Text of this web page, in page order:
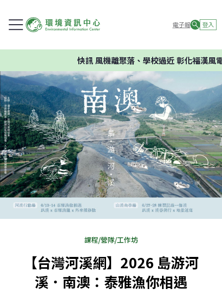
電子報 登入
快訊風機離聚落、學校過近 彰化福漢風電
課程/營隊/工作坊
【台灣河溪網】2026 島游河
溪．南澳：泰雅漁你相遇